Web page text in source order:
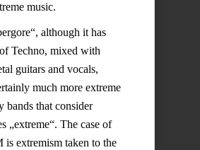
music.
although it has
Techno, mixed with
guitars and vocals,
much more extreme
bands that consider
„extreme“. The case of
extremism taken to the